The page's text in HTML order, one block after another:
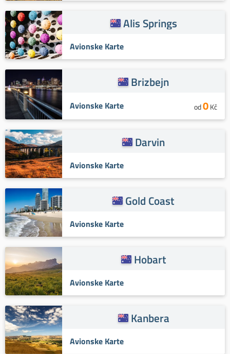
Alis Springs
Avionske Karte
Brizbejn
Avionske Karte od0Kč
Darvin
Avionske Karte
Gold Coast
Avionske Karte
Hobart
Avionske Karte
Kanbera
Avionske Karte